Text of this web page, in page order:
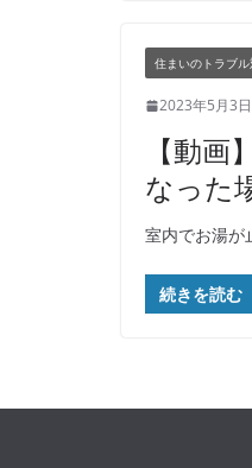
住まいのトラブ
2023年5月3日
【動
なった
室内でお湯が
続きを読む